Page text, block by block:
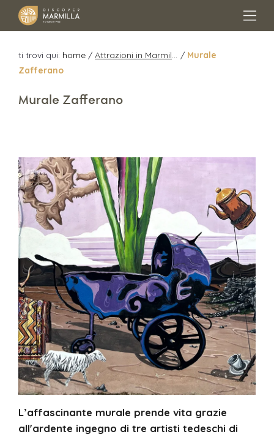
ti trovi qui: home / / Murale
Zafferano
Murale Zafferano
L’affascinante murale prende vita grazie
all'ardente ingegno di tre artisti tedeschi di